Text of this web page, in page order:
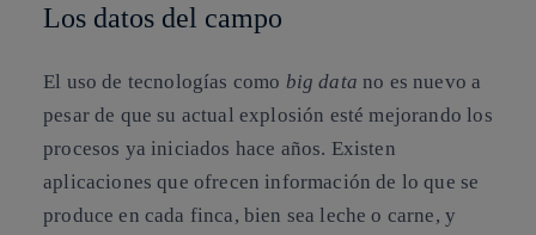
Los datos del campo
El uso de tecnologías como big data no es nuevo a
pesar de que su actual explosión esté mejorando los
procesos ya iniciados hace años. Existen
aplicaciones que ofrecen información de lo que se
produce en cada finca, bien sea leche o carne, y